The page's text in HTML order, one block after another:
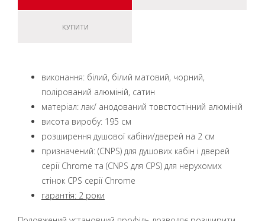
КУПИТИ
виконання: білий, білий матовий, чорний,
полірований алюміній, сатин
матеріал: лак/ анодований товстостінний алюміній
висота виробу: 195 см
розширення душової кабіни/дверей на 2 см
призначений: (CNPS) для душових кабін і дверей
серії Chrome та (CNPS для CPS) для нерухомих
стінок CPS серії Chrome
гарантія: 2 роки